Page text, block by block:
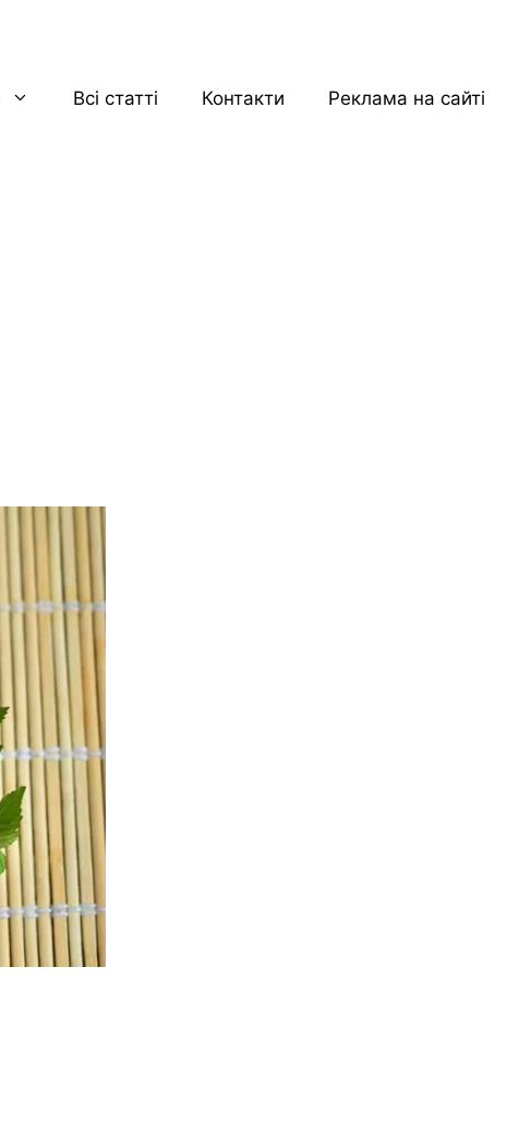
Всі статті Контакти Реклама на сайті